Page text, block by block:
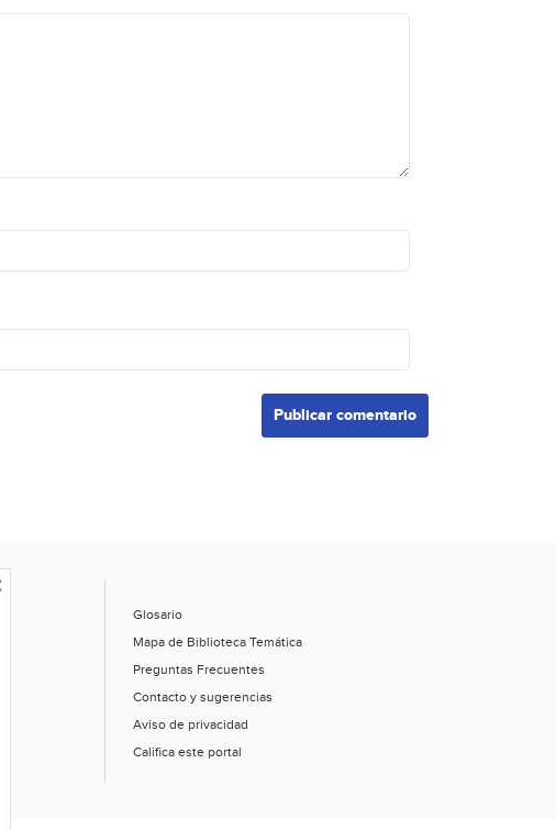
Glosario
Mapa de Biblioteca Temática
Preguntas Frecuentes
Contacto y sugerencias
Aviso de privacidad
Califica este portal